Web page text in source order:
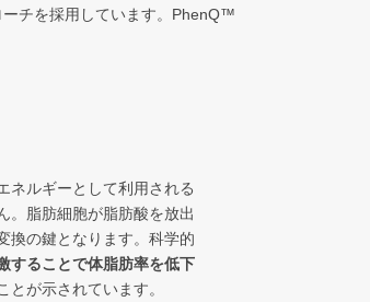
チを採用しています。PhenQ™
ネルギーとして利用される
。脂肪細胞が脂肪酸を放出
換の鍵となります。科学的
することで体脂肪率を低下
が示されています。